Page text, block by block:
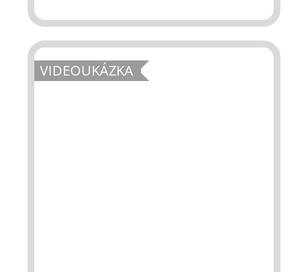
VIDEOUKÁZKA